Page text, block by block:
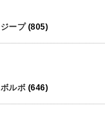
ジープ (805)
ボルボ (646)